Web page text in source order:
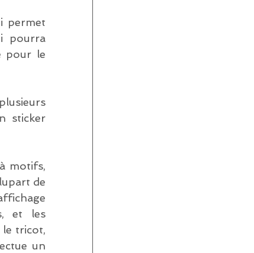
permet
pourra
pour le
sticker
motifs,
de
et les
le tricot,
un